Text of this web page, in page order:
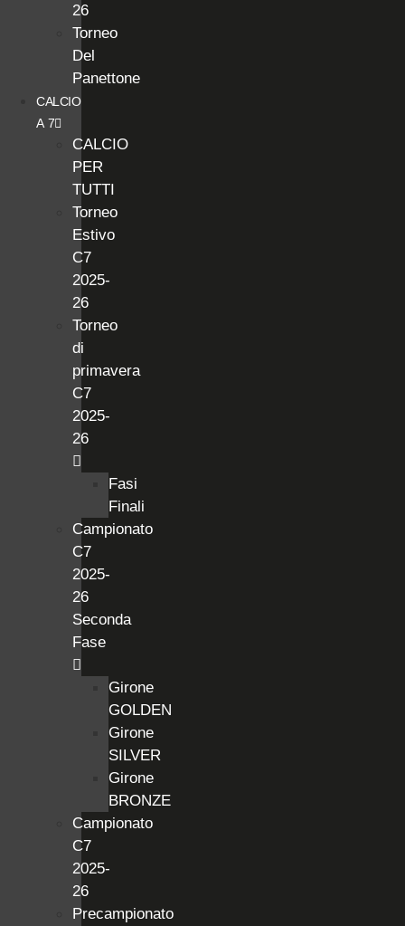
26
Torneo
Del
Panettone
CALCIO
A 7
CALCIO
PER
TUTTI
Torneo
Estivo
C7
2025-
26
Torneo
di
primavera
C7
2025-
26
Fasi
Finali
Campionato
C7
2025-
26
Seconda
Fase
Girone
GOLDEN
Girone
SILVER
Girone
BRONZE
Campionato
C7
2025-
26
Precampionato